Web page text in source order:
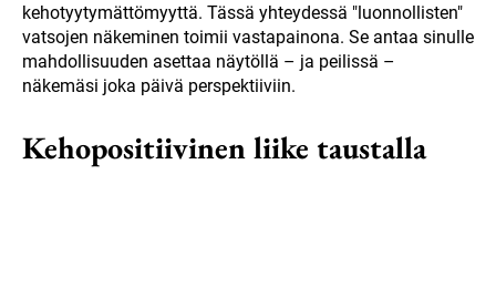
kehotyytymättömyyttä. Tässä yhteydessä "luonnollisten"
vatsojen näkeminen toimii vastapainona. Se antaa sinulle
mahdollisuuden asettaa näytöllä – ja peilissä –
näkemäsi joka päivä perspektiiviin.
Kehopositiivinen liike taustalla